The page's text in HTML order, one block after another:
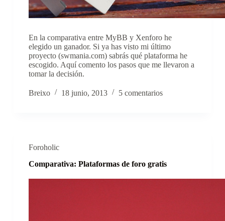
En la comparativa entre MyBB y Xenforo he
elegido un ganador. Si ya has visto mi último
proyecto (swmania.com) sabrás qué plataforma he
escogido. Aquí comento los pasos que me llevaron a
tomar la decisión.
Breixo 18 junio, 2013 5 comentarios
Foroholic
Comparativa: Plataformas de foro gratis